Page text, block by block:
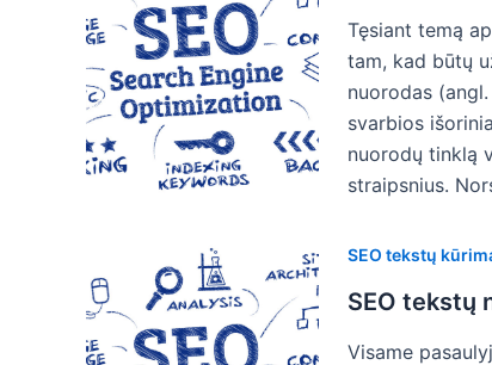
Tęsiant temą
tam, kad būtų
nuorodas
svarbios
nuorodų tinklą
straipsnius.
SEO tekstų
SEO tekstų
Visame